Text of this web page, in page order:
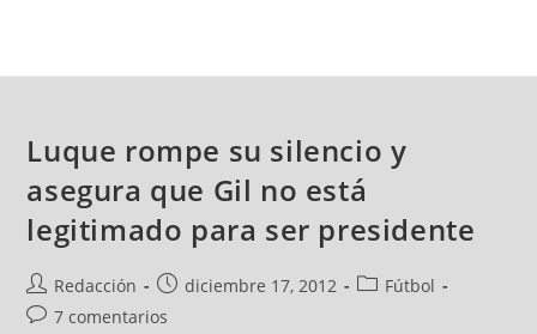
Luque rompe su silencio y
asegura que Gil no está
legitimado para ser presidente
Redacción diciembre 17, 2012
Fútbol
7 comentarios